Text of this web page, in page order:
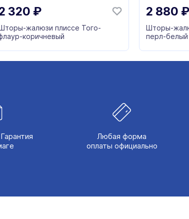
320 ₽
жалюзи плиссе Того-
коричневый
2 880 ₽
Шторы-
перл-белый
Любая форма
оплаты официально